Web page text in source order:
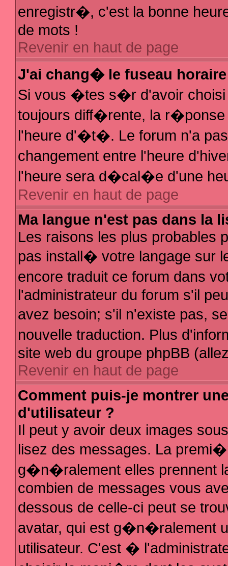
enregistr�, c'est la bonne
de mots !
Revenir en haut de page
J'ai chang� le fuseau
Si vous �tes s�r d'avoir choisi
toujours diff�rente, la
l'heure d'�t�. Le forum n'a
changement entre l'heure
l'heure sera d�cal�e d'une
Revenir en haut de page
Ma langue n'est pas dans la
Les raisons les plus probables
pas install� votre langage sur
encore traduit ce forum dans
l'administrateur du forum s'il
avez besoin; s'il n'existe pas,
nouvelle traduction. Plus
site web du groupe phpBB
Revenir en haut de page
Comment puis-je montrer
d'utilisateur ?
Il peut y avoir deux images
lisez des messages. La
g�n�ralement elles prennent
combien de messages vous
dessous de celle-ci peut se
avatar, qui est g�n�ralement
utilisateur. C'est �